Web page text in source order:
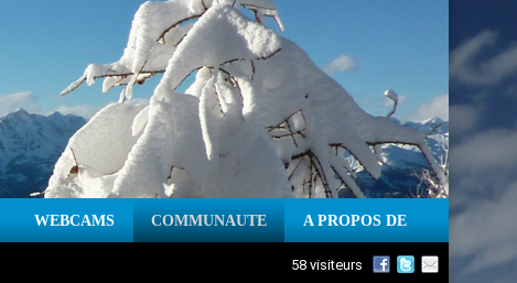
WEBCAMS COMMUNAUTE A PROPOS DE
58 visiteurs